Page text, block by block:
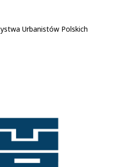
Urbanistów Polskich